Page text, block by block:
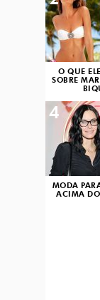
O QUE
SOBRE
MODA
ACIMA
4